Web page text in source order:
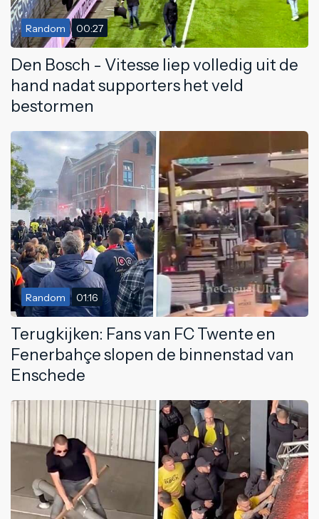
Random 00:27
Den Bosch - Vitesse liep volledig uit de
hand nadat supporters het veld
bestormen
Random 01:16
Terugkijken: Fans van FC Twente en
Fenerbahçe slopen de binnenstad van
Enschede